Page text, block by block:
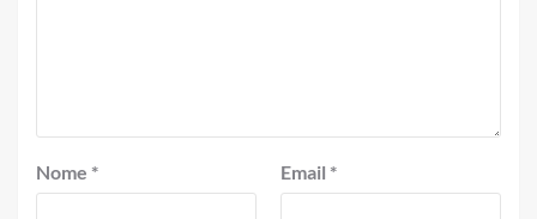
Nome * Email *